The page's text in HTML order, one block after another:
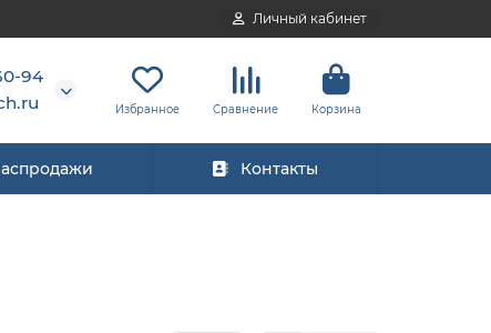
Личный кабинет
94
Избранное Сравнение Корзина
Контакты